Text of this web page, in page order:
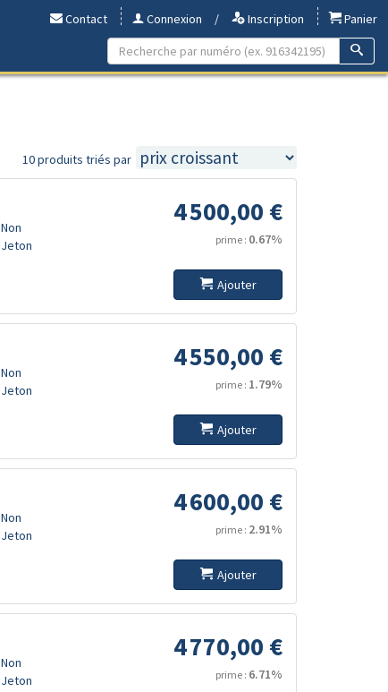
Contact Connexion / Inscription
Panier
10 produits triés par
Non
Jeton
4 500,00 €
prime : 0.67%
Ajouter
Non
Jeton
4 550,00 €
prime : 1.79%
Ajouter
Non
Jeton
4 600,00 €
prime : 2.91%
Ajouter
Non
Jeton
4 770,00 €
prime : 6.71%